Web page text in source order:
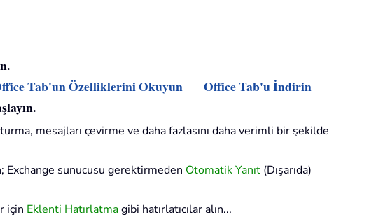
Tab'un Özelliklerini Okuyun
Office Tab'u İndirin
mesajları çevirme ve daha fazlasını daha verimli bir şekilde
sunucusu gerektirmeden Otomatik Yanıt (Dışarıda)
için Eklenti Hatırlatmagibi hatırlatıcılar alın...